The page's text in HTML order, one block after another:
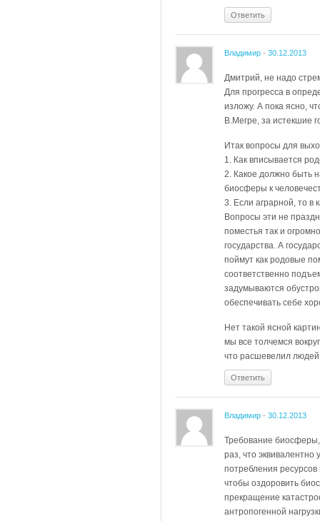
Ответить
Владимир - 30.12.2013
Дмитрий, не надо
Для прогресса в
изложу. А пока ясно,
В.Мегре, за истекшие
Итак вопросы для
1. Как вписывается
2. Какое должно быть
биосферы к
3. Если аграрной, то в
Вопросы эти не
поместья так и
государства. А
поймут как родовые
соответственно
задумываются
обеспечивать себе
Нет такой ясной
мы все толчемся
что расшевелил
Ответить
Владимир - 30.12.2013
Требование биосферы,
раз, что
потребления
чтобы оздоровить
прекращение
антропогенной